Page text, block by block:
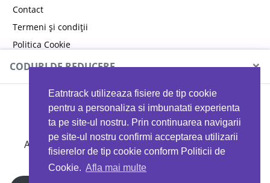
Eatntrack utilizeaza fisiere de tip cookie
pentru a personaliza si imbunatati experienta
ta pe site-ul nostru. Prin continuarea navigarii
pe site-ul nostru confirmi acceptarea utilizarii
fisierelor de tip cookie conform Politicii de
Cookie. Afla mai multe
Contact
Termeni și condiții
Politica Cookie
Politica de confidențialitate
CODURI DE REDUCERE ×
MYPROTEIN
Ai 40%reducere la orice comandă folosind codul
EATTRACK